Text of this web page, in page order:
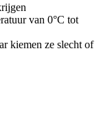
van 0°C tot
kiemen ze slecht of